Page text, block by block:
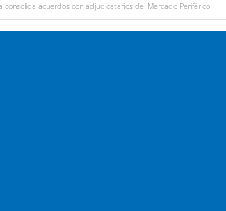
con adjudicatarios del Mercado Periférico